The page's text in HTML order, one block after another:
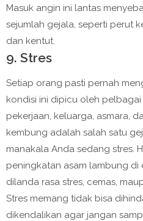
Masuk angin ini lantas
sejumlah gejala, seperti perut
dan kentut.
9. Stres
Setiap orang pasti pernah
kondisi ini dipicu oleh
pekerjaan, keluarga, asmara,
kembung adalah salah satu
manakala Anda sedang stres.
peningkatan asam lambung
dilanda rasa stres, cemas,
Stres memang tidak bisa
dikendalikan agar jangan